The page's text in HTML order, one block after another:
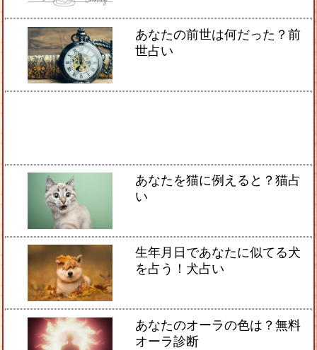
あなたの前世は何だった？前
世占い
あなたを猫に例えると？猫占
い
生年月日であなたに似てる犬
を占う！犬占い
あなたのオーラの色は？無料
オーラ診断